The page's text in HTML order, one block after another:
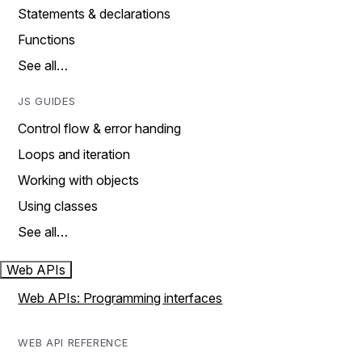
Statements & declarations
Functions
See all…
JS GUIDES
Control flow & error handing
Loops and iteration
Working with objects
Using classes
See all…
Web APIs
Web APIs: Programming interfaces
WEB API REFERENCE